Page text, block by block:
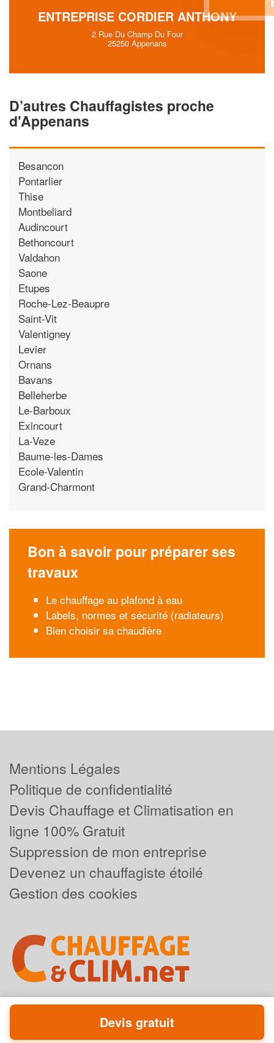
ENTREPRISE CORDIER ANTHONY
2 Rue Du Champ Du Four
25250 Appenans
D’autres Chauffagistes proche
d'Appenans
Besancon
Pontarlier
Thise
Montbeliard
Audincourt
Bethoncourt
Valdahon
Saone
Etupes
Roche-Lez-Beaupre
Saint-Vit
Valentigney
Levier
Ornans
Bavans
Belleherbe
Le-Barboux
Exincourt
La-Veze
Baume-les-Dames
Ecole-Valentin
Grand-Charmont
Bon à savoir pour préparer ses
travaux
Le chauffage au plafond à eau
Labels, normes et sécurité (radiateurs)
Bien choisir sa chaudière
Mentions Légales
Politique de confidentialité
Devis Chauffage et Climatisation en
ligne 100% Gratuit
Suppression de mon entreprise
Devenez un chauffagiste étoilé
Gestion des cookies
Powered byPlus que pro
Devis gratuit